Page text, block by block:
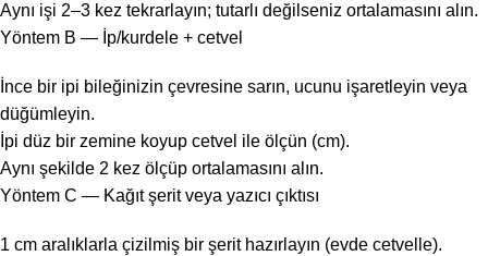
Aynı işi 2–3 kez tekrarlayın; tutarlı değilseniz ortalamasını alın.
Yöntem B — İp/kurdele + cetvel
İnce bir ipi bileğinizin çevresine sarın, ucunu işaretleyin veya
düğümleyin.
İpi düz bir zemine koyup cetvel ile ölçün (cm).
Aynı şekilde 2 kez ölçüp ortalamasını alın.
Yöntem C — Kağıt şerit veya yazıcı çıktısı
1 cm aralıklarla çizilmiş bir şerit hazırlayın (evde cetvelle).